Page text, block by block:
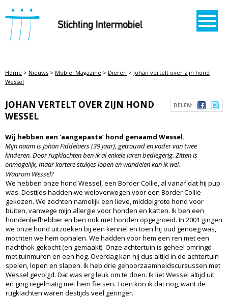
STICHTING INTERMOBIEL
Home > Nieuws > Mobiel Magazine > Dieren > Johan vertelt over zijn hond
Wessel
DELEN:
JOHAN VERTELT OVER ZIJN HOND
WESSEL
Wij hebben een ‘aangepaste’ hond genaamd Wessel.
Mijn naam is Johan Fiddelaers (39 jaar), getrouwd en vader van twee
kinderen. Door rugklachten ben ik al enkele jaren bedlegerig. Zitten is
onmogelijk, maar kortere stukjes lopen en wandelen kan ik wel.
Waarom Wessel?
We hebben onze hond Wessel, een Border Collie, al vanaf dat hij pup
was. Destijds hadden we weloverwogen voor een Border Collie
gekozen. We zochten namelijk een lieve, middelgrote hond voor
buiten, vanwege mijn allergie voor honden en katten. Ik ben een
hondenliefhebber en ben ook met honden opgegroeid. In 2001 gingen
we onze hond uitzoeken bij een kennel en toen hij oud genoeg was,
mochten we hem ophalen. We hadden voor hem een ren met een
nachthok gekocht (en gemaakt). Onze achtertuin is geheel omringd
met tuinmuren en een heg. Overdag kan hij dus altijd in de achtertuin
spelen, lopen en slapen. Ik heb drie gehoorzaamheidscursussen met
Wessel gevolgd. Dat was erg leuk om te doen. Ik liet Wessel altijd uit
en ging regelmatig met hem fietsen. Toen kon ik dat nog, want de
rugklachten waren destijds veel geringer.